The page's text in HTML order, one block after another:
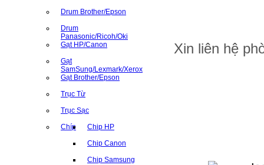
Drum Brother/Epson
Drum
Panasonic/Ricoh/Oki
Gạt HP/Canon
Gạt
SamSung/Lexmark/Xerox
Gạt Brother/Epson
Trục Từ
Trục Sạc
Chíp Chip HP
Chip Canon
Chip Samsung
Xin liên hệ